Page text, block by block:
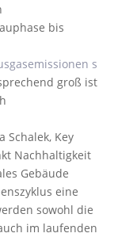
bis
s
groß ist
Schalek, Key
Nachhaltigkeit
Gebäude
eine
sowohl die
im laufenden